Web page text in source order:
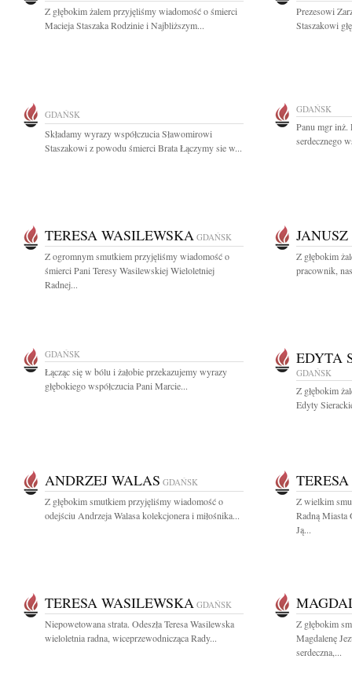
Z głębokim żalem przyjęliśmy wiadomość o śmierci
Macieja Staszaka Rodzinie i Najbliższym...
Prezesowi
Staszakowi
GDAŃSK
Składamy wyrazy współczucia Sławomirowi
Staszakowi z powodu śmierci Brata Łączymy sie w...
GDAŃSK
Panu mgr
serdecznego
TERESA WASILEWSKA GDAŃSK
Z ogromnym smutkiem przyjęliśmy wiadomość o
śmierci Pani Teresy Wasilewskiej Wieloletniej
Radnej...
Z głębokim
pracownik,
GDAŃSK
Łącząc się w bólu i żałobie przekazujemy wyrazy
głębokiego współczucia Pani Marcie...
EDYTA
GDAŃSK
Z głębokim
Edyty
ANDRZEJ WALAS GDAŃSK
Z głębokim smutkiem przyjęliśmy wiadomość o
odejściu Andrzeja Walasa kolekcjonera i miłośnika...
Z wielkim
Radną Miasta
Ją...
TERESA WASILEWSKA GDAŃSK
Niepowetowana strata. Odeszła Teresa Wasilewska
wieloletnia radna, wiceprzewodnicząca Rady...
Z głębokim
Magdalenę
serdeczna,...